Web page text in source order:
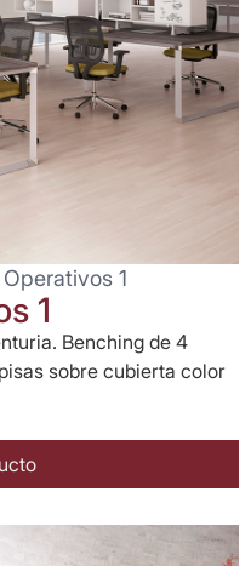
1
1
Benching de 4
sobre cubierta color